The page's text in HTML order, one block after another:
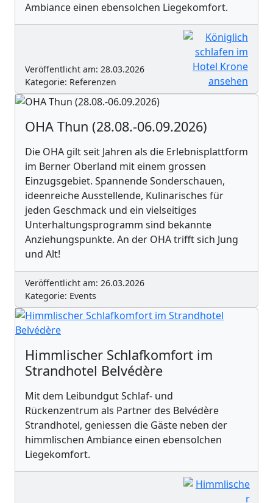
Ambiance einen ebensolchen Liegekomfort.
Veröffentlicht am: 28.03.2026
Kategorie: Referenzen
OHA Thun (28.08.-06.09.2026)
Die OHA gilt seit Jahren als die Erlebnisplattform
im Berner Oberland mit einem grossen
Einzugsgebiet. Spannende Sonderschauen,
ideenreiche Ausstellende, Kulinarisches für
jeden Geschmack und ein vielseitiges
Unterhaltungsprogramm sind bekannte
Anziehungspunkte. An der OHA trifft sich Jung
und Alt!
Veröffentlicht am: 26.03.2026
Kategorie: Events
Himmlischer Schlafkomfort im
Strandhotel Belvédère
Mit dem Leibundgut Schlaf- und
Rückenzentrum als Partner des Belvédère
Strandhotel, geniessen die Gäste neben der
himmlischen Ambiance einen ebensolchen
Liegekomfort.